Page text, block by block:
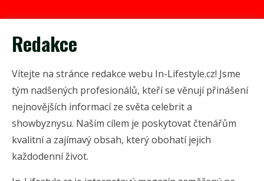
Redakce
Vítejte na stránce redakce webu In-Lifestyle.cz! Jsme
tým nadšených profesionálů, kteří se věnují přinášení
nejnovějších informací ze světa celebrit a
showbyznysu. Naším cílem je poskytovat čtenářům
kvalitní a zajímavý obsah, který obohatí jejich
každodenní život.